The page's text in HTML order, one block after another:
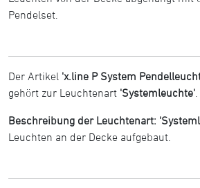
Pendelset.
Der Artikel 'x.line P System
gehört zur Leuchtenart 'Systemleuchte'
Beschreibung der Leuchtenart:
Leuchten an der Decke aufgebaut.